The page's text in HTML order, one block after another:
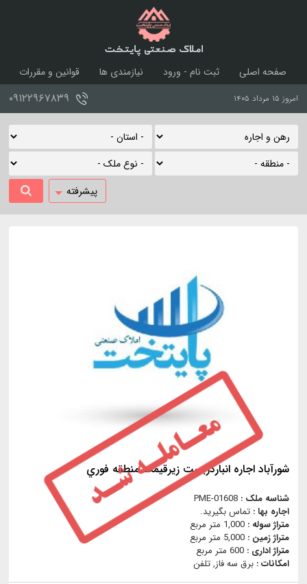
املاک صنعتی پایتخت
صفحه اصلی ثبت نام - ورود نیازمندی ها
قوانین و مقررات
امروز ۱۵ مرداد ۱۴۰۵ ۰۹۱۲۲۹۶۷۸۳۹
پیشرفته
شورآباد اجاره انباردربست زيرقيمت منطقه فوري
شناسه ملک : PME-01608
اجاره بها : تماس بگیرید.
متراژ سوله : 1,000 متر مربع
متراژ زمین : 5,000 متر مربع
متراژ اداری : 600 متر مربع
امکانات : برق سه فاز, تلفن